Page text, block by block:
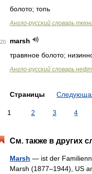
болото; топь
Англо-русский словарь
20
marsh
травяное болото;
Англо-русский словарь
Страницы
1 2 3 4
См. также в других
Marsh — ist der
Marsh (1877–1944), US